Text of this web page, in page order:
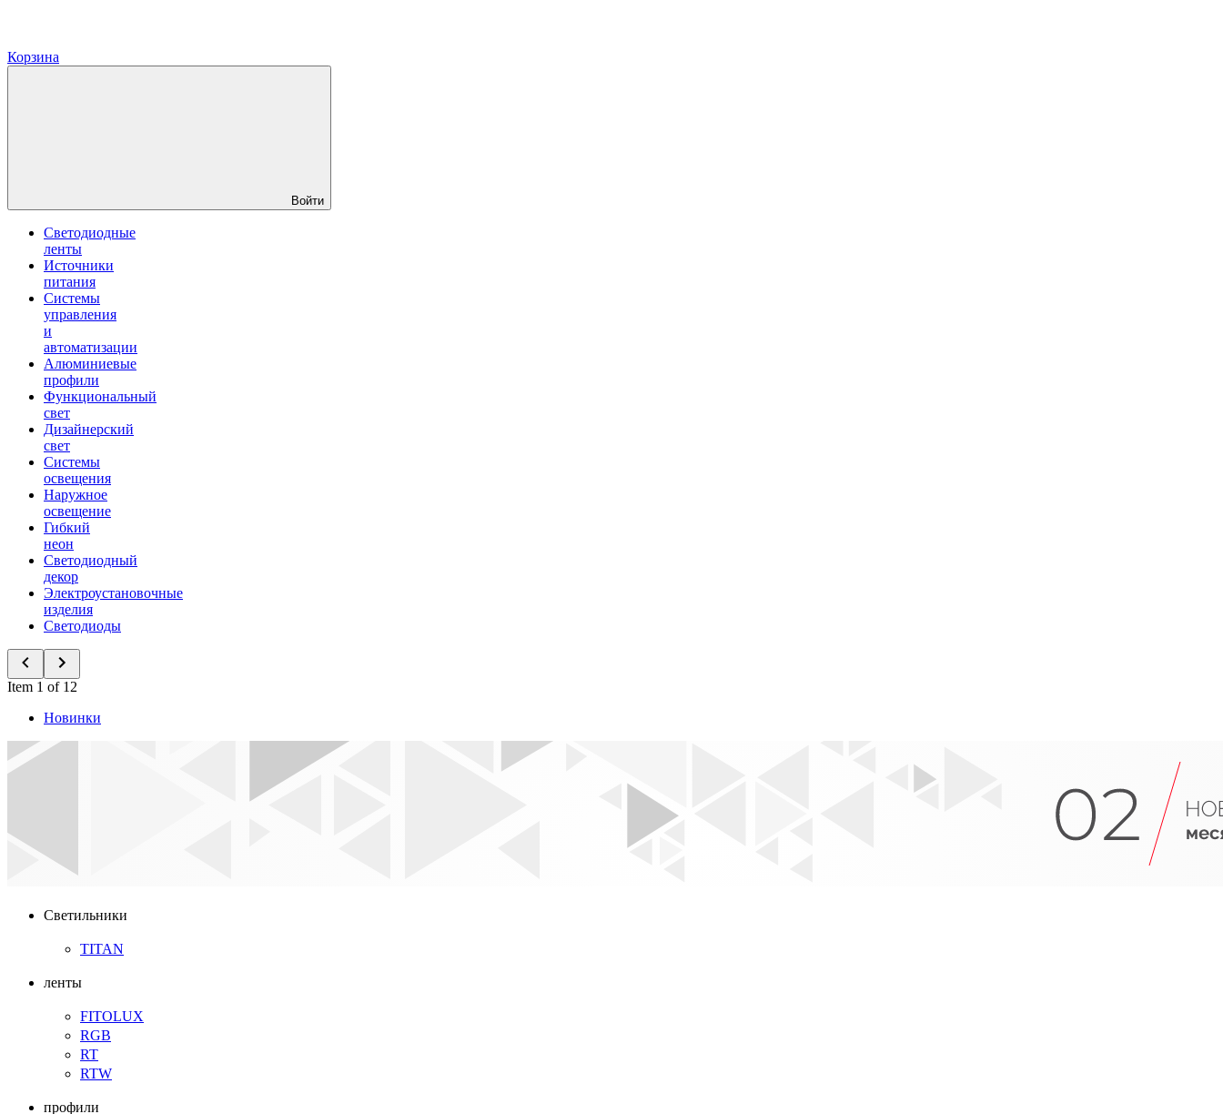
Корзина
Войти
Светодиодные
ленты
Источники
питания
Системы
управления
и
автоматизации
Алюминиевые
профили
Функциональный
свет
Дизайнерский
свет
Системы
освещения
Наружное
освещение
Гибкий
неон
Светодиодный
декор
Электроустановочные
изделия
Светодиоды
Item 1 of 12
Новинки
Светильники
TITAN
ленты
FITOLUX
RGB
RT
RTW
профили